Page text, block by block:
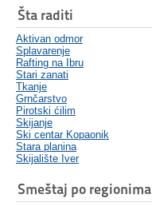
Šta raditi
Aktivan odmor
Splavarenje
Rafting na Ibru
Stari zanati
Tkanje
Grnčarstvo
Pirotski ćilim
Skijanje
Ski centar Kopaonik
Stara planina
Skijalište Iver
Smeštaj po regionima